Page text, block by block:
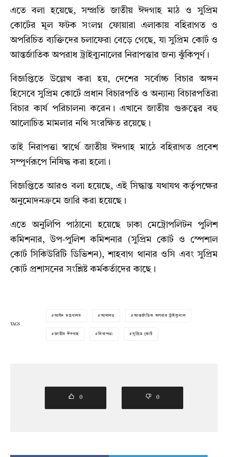
এতে বলা হয়েছে, সম্প্রতি জাতীয় ঈদগাহ মাঠ ও সুপ্রিম
কোর্টের মূল ফটক সংলগ্ন ফোয়ারা এলাকায় বহিরাগত ও
অপরিচিত ব্যক্তিদের চলাফেরা বেড়ে গেছে, যা সুপ্রিম কোর্ট ও
আন্তর্জাতিক অপরাধ ট্রাইব্যুনালের নিরাপত্তার জন্য ঝুঁকিপূর্ণ।
বিজ্ঞপ্তিতে উল্লেখ করা হয়, দেশের সর্বোচ্চ বিচার অঙ্গন
হিসেবে সুপ্রিম কোর্টে প্রধান বিচারপতি ও অন্যান্য বিচারপতিরা
বিচার কার্য পরিচালনা করেন। এখানে জাতীয় গুরুত্বের বহু
আলোচিত মামলার নথি সংরক্ষিত রয়েছে।
তাই নিরাপত্তা স্বার্থে জাতীয় ঈদগাহ মাঠে বহিরাগত প্রবেশ
সম্পূর্ণরূপে নিষিদ্ধ করা হলো।
বিজ্ঞপ্তিতে আরও বলা হয়েছে, এই সিদ্ধান্ত যথাযথ কর্তৃপক্ষের
অনুমোদনক্রমে জারি করা হয়েছে।
এতে অনুলিপি পাঠানো হয়েছে ঢাকা মেট্রোপলিটন পুলিশ
কমিশনার, উপ-পুলিশ কমিশনার (সুপ্রিম কোর্ট ও স্পেশাল
কোর্ট সিকিউরিটি ডিভিশন), শাহবাগ থানার ওসি এবং সুপ্রিম
কোর্ট প্রশাসনের সংশ্লিষ্ট কর্মকর্তাদের কাছে।
TAGS
আইন মন্ত্রণালয় আদালত আন্তর্জাতিক অপরাধ ট্রাইব্যুনাল
জাতীয় ঈদগাহ নিরাপত্তা সুপ্রিম কোর্ট
0 0